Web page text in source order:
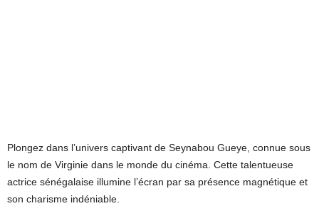
Plongez dans l’univers captivant de Seynabou Gueye, connue sous
le nom de Virginie dans le monde du cinéma. Cette talentueuse
actrice sénégalaise illumine l’écran par sa présence magnétique et
son charisme indéniable.